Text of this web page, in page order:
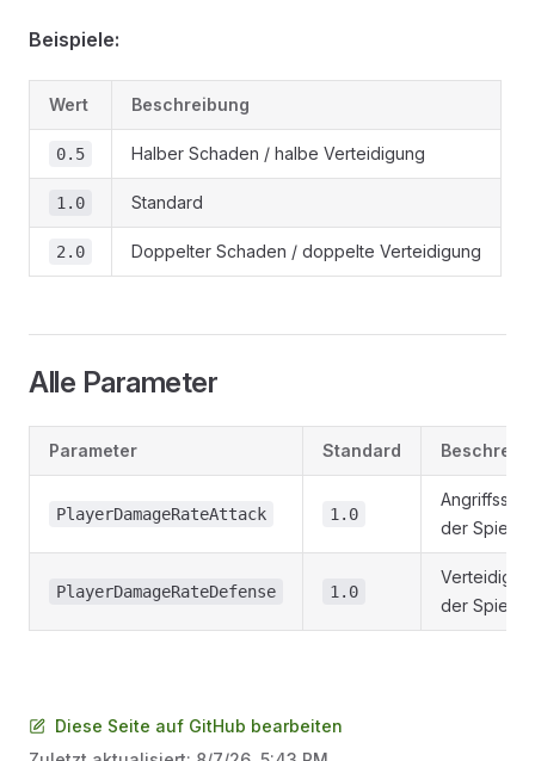
Beispiele:
Wert Beschreibung
0.5 Halber Schaden / halbe Verteidigung
1.0 Standard
2.0 Doppelter Schaden / doppelte Verteidigung
Alle Parameter
Parameter Standard
PlayerDamageRateAttack 1.0
der Spieler
PlayerDamageRateDefense 1.0
der Spieler
Diese Seite auf GitHub bearbeiten